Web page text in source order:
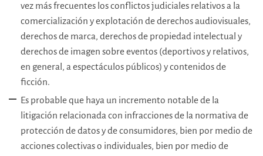
vez más frecuentes los conflictos judiciales relativos a la
comercialización y explotación de derechos audiovisuales,
derechos de marca, derechos de propiedad intelectual y
derechos de imagen sobre eventos (deportivos y relativos,
en general, a espectáculos públicos) y contenidos de
ficción.
Es probable que haya un incremento notable de la
litigación relacionada con infracciones de la normativa de
protección de datos y de consumidores, bien por medio de
acciones colectivas o individuales, bien por medio de